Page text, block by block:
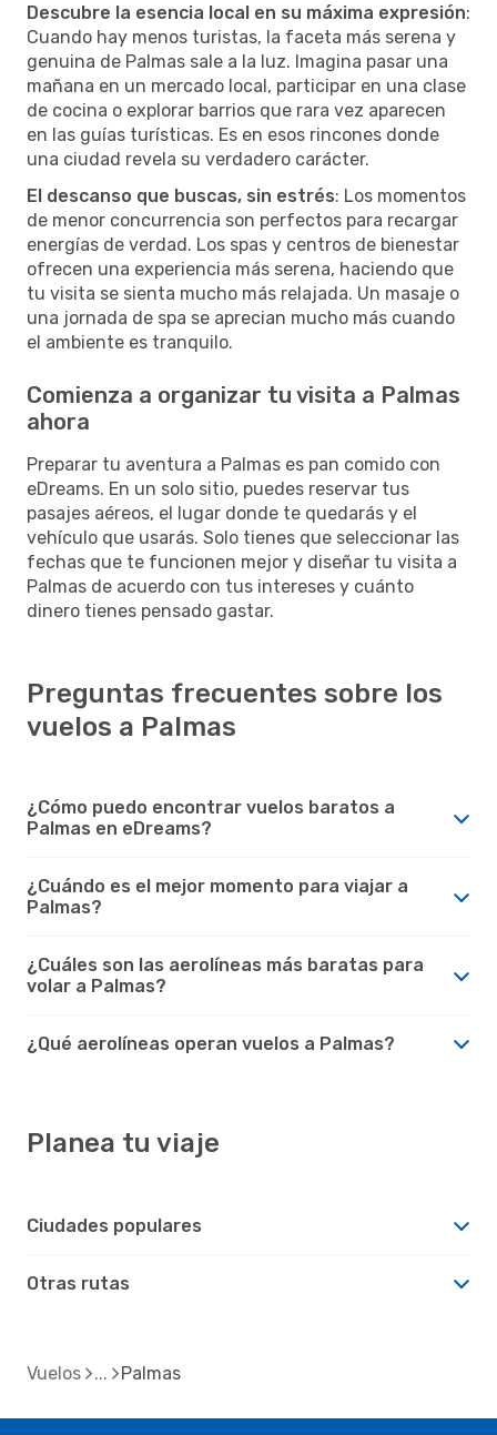
Descubre la esencia local en su máxima expresión:
Cuando hay menos turistas, la faceta más serena y
genuina de Palmas sale a la luz. Imagina pasar una
mañana en un mercado local, participar en una clase
de cocina o explorar barrios que rara vez aparecen
en las guías turísticas. Es en esos rincones donde
una ciudad revela su verdadero carácter.
El descanso que buscas, sin estrés: Los momentos
de menor concurrencia son perfectos para recargar
energías de verdad. Los spas y centros de bienestar
ofrecen una experiencia más serena, haciendo que
tu visita se sienta mucho más relajada. Un masaje o
una jornada de spa se aprecian mucho más cuando
el ambiente es tranquilo.
Comienza a organizar tu visita a Palmas
ahora
Preparar tu aventura a Palmas es pan comido con
eDreams. En un solo sitio, puedes reservar tus
pasajes aéreos, el lugar donde te quedarás y el
vehículo que usarás. Solo tienes que seleccionar las
fechas que te funcionen mejor y diseñar tu visita a
Palmas de acuerdo con tus intereses y cuánto
dinero tienes pensado gastar.
Preguntas frecuentes sobre los
vuelos a Palmas
¿Cómo puedo encontrar vuelos baratos a
Palmas en eDreams?
¿Cuándo es el mejor momento para viajar a
Palmas?
¿Cuáles son las aerolíneas más baratas para
volar a Palmas?
¿Qué aerolíneas operan vuelos a Palmas?
Planea tu viaje
Ciudades populares
Otras rutas
Vuelos Palmas